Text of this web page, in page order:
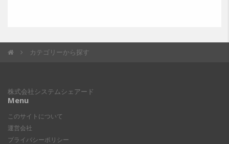
カテゴリーから探す
株式会社システムシェアード
Menu
このサイトについて
運営会社
プライバシーポリシー